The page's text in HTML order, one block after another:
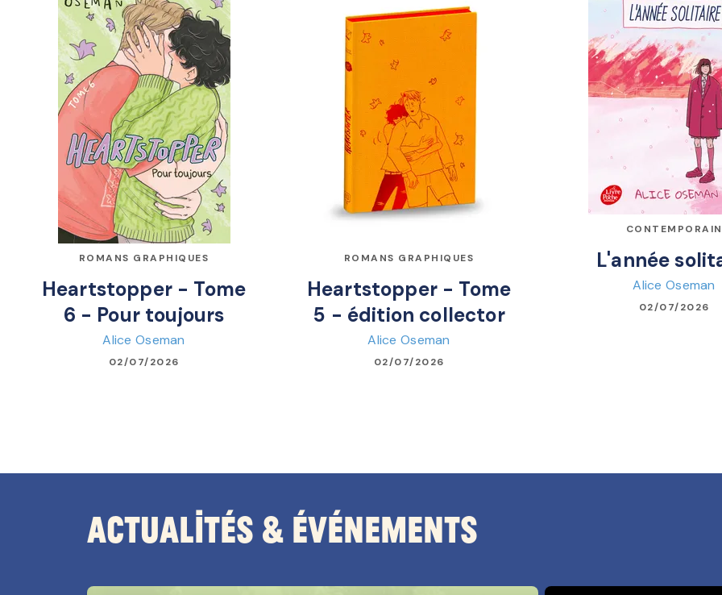
ROMANS GRAPHIQUES
Heartstopper - Tome
6 - Pour toujours
Alice Oseman
02/07/2026
ROMANS GRAPHIQUES
Heartstopper - Tome
5 - édition collector
Alice Oseman
02/07/2026
CONTEMPORAIN
L'année
Alice Oseman
02/07/2026
Actualités & Événements